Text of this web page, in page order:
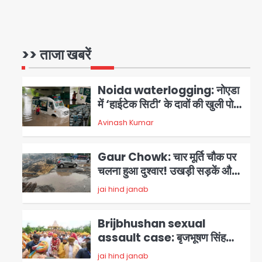
>> ताजा खबरें
1
सोरेन ने दी प्रतिक्रिया
2
Noida waterlogging: नोएडा
में ‘हाईटेक सिटी’ के दावों की खुली पोल,
सेक्टर-95 अंडरपास में 3-4 फीट
भरा पानी, आधे घंटे तक फंसी रही
Avinash Kumar
3
Gaur Chowk: चार मूर्ति चौक पर
चलना हुआ दुश्वार! उखड़ी सड़कें और
जलभराव बना आफत, अंडरपास पर भी
खतरा
jai hind janab
4
Brijbhushan sexual
assault case: बृजभूषण सिंह
बोले- संसद जरूर लौटूंगा, हुई चरित्र
jai hind janab